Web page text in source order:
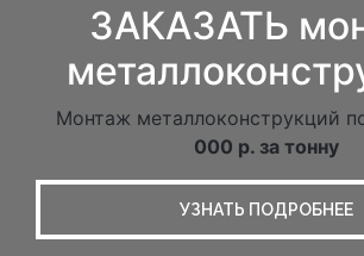
ЗАКАЗАТЬ
Монтаж металлоконструкций
000 р. за тонну
УЗНАТЬ ПОДРОБНЕЕ